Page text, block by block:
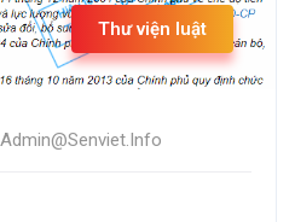
Thư viện luật
Admin@senviet.info